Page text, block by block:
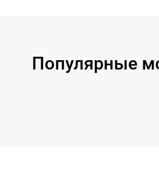
Популярные